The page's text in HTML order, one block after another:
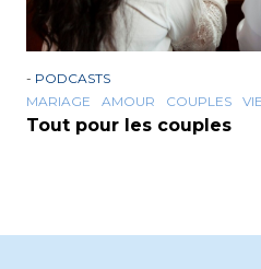
- PODCASTS
MARIAGE
AMOUR COUPLES
Tout pour les couples